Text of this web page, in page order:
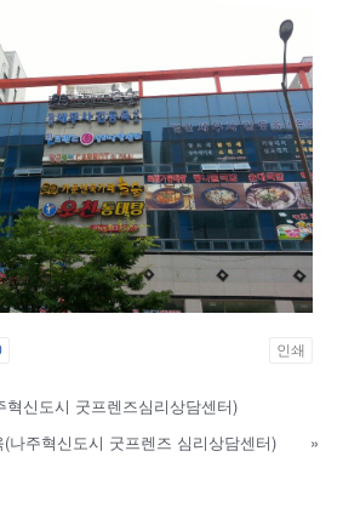
인쇄
혁신도시 굿프렌즈심리상담센터)
나주혁신도시 굿프렌즈 심리상담센터)
»